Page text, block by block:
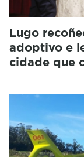
Lugo
adoptivo e
cidade que